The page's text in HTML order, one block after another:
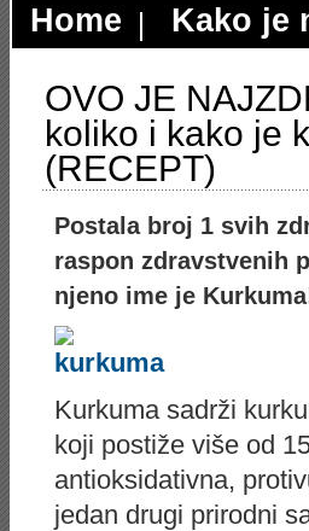
Home Kako je
OVO JE
koliko i kako je
(RECEPT)
Postala broj 1 svih
raspon zdravstvenih
njeno ime je
Kurkuma sadrži
koji postiže više od
antioksidativna,
jedan drugi prirodni